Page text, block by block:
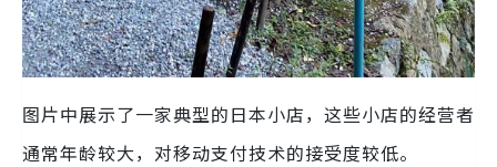
图片中展示了一家典型的日本小店，这些小店的经营者
通常年龄较大，对移动支付技术的接受度较低。